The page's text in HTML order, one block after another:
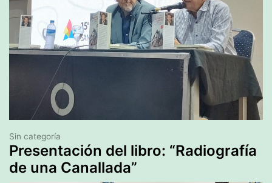
Presentación del libro: “Radiografía
de una Canallada”
Sin categoría